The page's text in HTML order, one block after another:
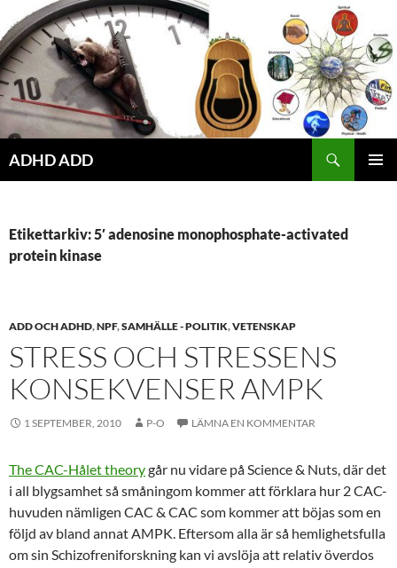
Hoppa
till
innehåll
ADHD ADD
Etikettarkiv: 5′ adenosine monophosphate-activated
protein kinase
ADD OCH ADHD,NPF,SAMHÄLLE - POLITIK,VETENSKAP
STRESS OCH STRESSENS
KONSEKVENSER AMPK
1 SEPTEMBER, 2010 P-O LÄMNA EN KOMMENTAR
The CAC-Hålet theorygår nu vidare på Science & Nuts, där det
i all blygsamhet så småningom kommer att förklara hur 2 CAC-
huvuden nämligen CAC & CAC som kommer att böjas som en
följd av bland annat AMPK. Eftersom alla är så hemlighetsfulla
om sin Schizofreniforskning kan vi avslöja att relativ överdos